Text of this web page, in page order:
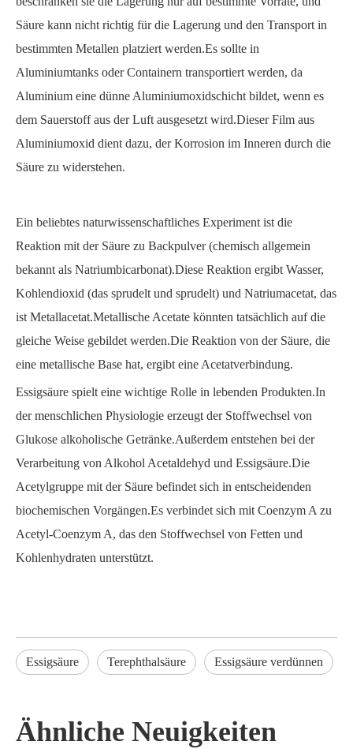
Säure kann nicht richtig für die Lagerung und den Transport in
bestimmten Metallen platziert werden.Es sollte in
Aluminiumtanks oder Containern transportiert werden, da
Aluminium eine dünne Aluminiumoxidschicht bildet, wenn es
dem Sauerstoff aus der Luft ausgesetzt wird.Dieser Film aus
Aluminiumoxid dient dazu, der Korrosion im Inneren durch die
Säure zu widerstehen.
Ein beliebtes naturwissenschaftliches Experiment ist die
Reaktion mit der Säure zu Backpulver (chemisch allgemein
bekannt als Natriumbicarbonat).Diese Reaktion ergibt Wasser,
Kohlendioxid (das sprudelt und sprudelt) und Natriumacetat, das
ist Metallacetat.Metallische Acetate könnten tatsächlich auf die
gleiche Weise gebildet werden.Die Reaktion von der Säure, die
eine metallische Base hat, ergibt eine Acetatverbindung.
Essigsäure spielt eine wichtige Rolle in lebenden Produkten.In
der menschlichen Physiologie erzeugt der Stoffwechsel von
Glukose alkoholische Getränke.Außerdem entstehen bei der
Verarbeitung von Alkohol Acetaldehyd und Essigsäure.Die
Acetylgruppe mit der Säure befindet sich in entscheidenden
biochemischen Vorgängen.Es verbindet sich mit Coenzym A zu
Acetyl-Coenzym A, das den Stoffwechsel von Fetten und
Kohlenhydraten unterstützt.
Essigsäure Terephthalsäure Essigsäure verdünnen
Ähnliche Neuigkeiten